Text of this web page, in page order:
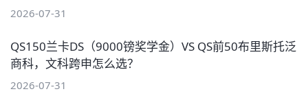
2026-07-31
QS150兰卡DS（9000镑奖学金）VS QS前50布里斯托泛
商科，文科跨申怎么选？
2026-07-31